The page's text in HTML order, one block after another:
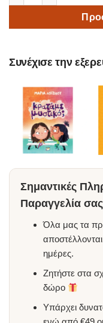
Συνέχισε την
Σημαντικές
Παραγγελία σας
Όλα μας τα
ημέρες.
Ζητήστε στα
δώρο
Υπάρχει